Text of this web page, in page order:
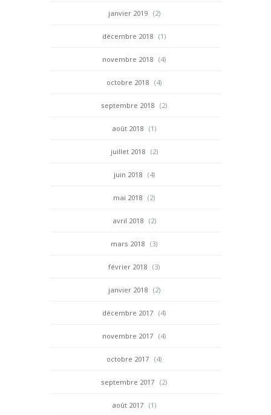
janvier 2019 (2)
décembre 2018 (1)
novembre 2018 (4)
octobre 2018 (4)
septembre 2018 (2)
août 2018 (1)
juillet 2018 (2)
juin 2018 (4)
mai 2018 (2)
avril 2018 (2)
mars 2018 (3)
février 2018 (3)
janvier 2018 (2)
décembre 2017 (4)
novembre 2017 (4)
octobre 2017 (4)
septembre 2017 (2)
août 2017 (1)